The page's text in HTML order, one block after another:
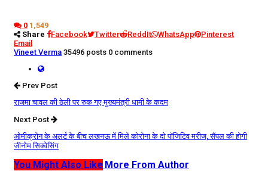
0 1,549
Share
Facebook Twitter ReddIt WhatsApp
Pinterest
Email
Vineet Verma 35496 posts 0 comments
Prev Post
राजमा चावल की ठेली पर रुक गए मुख्यमंत्री धामी के कदम
Next Post
ओमीक्रोन के अलर्ट के बीच लखनऊ में मिले कोरोना के दो पॉजिटिव मरीज, सैंपल की होगी
जीनोम सिक्वेसिंग
You Might Also Like More From Author